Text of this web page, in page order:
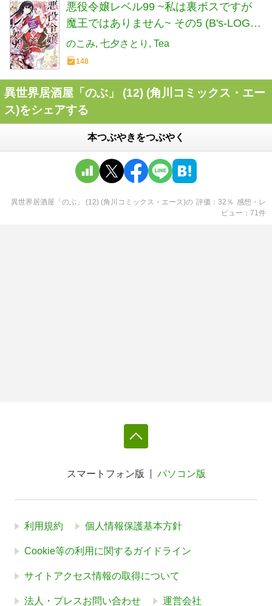
悪役令嬢レベル99 ~私は裏ボスですが
魔王ではありません~ その5 (B's-LOG
COMICS)
のこみ 七夕さとり Tea
148
異世界居酒屋「のぶ」 (12) (角川コミックス・エー
ス)をシェアする
本つぶやきをつぶやく
異世界居酒屋「のぶ」 (12) (角川コミックス・エース)の 評価 32 ％ 感想・レ
ビュー
71件
スマートフォン版 パソコン版
利用規約 個人情報保護基本方針
Cookie等の利用に関するガイドライン
サイトアクセス情報の取得について
法人・プレスお問い合わせ 運営会社